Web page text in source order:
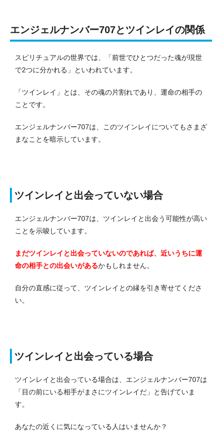
エンジェルナンバー707とツインレイの関係
スピリチュアルの世界では、「前世でひとつだった魂が現世
で2つに分かれる」といわれています。
「ツインレイ」とは、その魂の片割れであり、運命の相手の
ことです。
エンジェルナンバー707は、このツインレイについてもさまざ
まなことを暗示しています。
ツインレイと出会っていない場合
エンジェルナンバー707は、ツインレイと出会う可能性が高い
ことを示唆しています。
まだツインレイと出会っていないのであれば、近いうちに運
命の相手との出会いがあるかもしれません。
自分の直感に従って、ツインレイとの縁を引き寄せてくださ
い。
ツインレイと出会っている場合
ツインレイと出会っている場合は、エンジェルナンバー707は
「目の前にいる相手がまさにツインレイだ」と告げていま
す。
あなたの近くに気になっている人はいませんか？